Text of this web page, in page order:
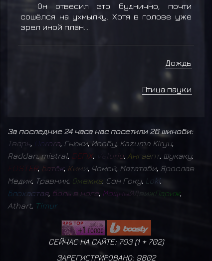
Он отвесил это буднично, почти
сошёлся на ухмылку. Хотя в голове уже
зрел иной план....
Дождь
Птица пауки
За последние 24 часа нас посетили 26 шиноби:
Тварь D orora Гьюки, Исобу, Kazuma Kiryu,
Raddan,mistral DEFIX, urio Ангаёпт, Шукаку,
O STER, Батёк, Кими Чомей, Мататаби, Ярослав
Медик, Травник, Омежка, Сон Гоку, Loki,
Блохастая, боль в ноге МощныйДвижПариж,
Athart, Timur
СЕЙЧАС НА САЙТЕ: 703 (1+ 702)
ЗАРЕГИСТРИРОВАНО: 9802